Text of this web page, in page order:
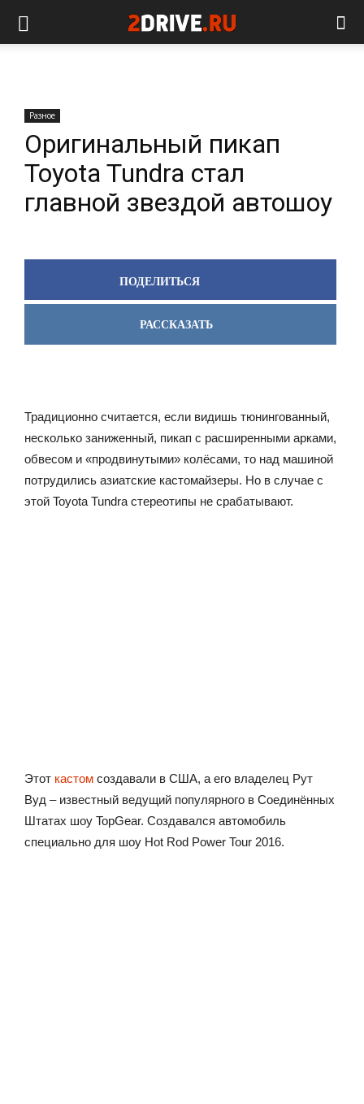
Разное
Оригинальный пикап
Toyota Tundra стал
главной звездой автошоу
ПОДЕЛИТЬСЯ
РАССКАЗАТЬ
Традиционно считается, если видишь тюнингованный,
несколько заниженный, пикап с расширенными арками,
обвесом и «продвинутыми» колёсами, то над машиной
потрудились азиатские кастомайзеры. Но в случае с
этой Toyota Tundra стереотипы не срабатывают.
Этот кастом создавали в США, а его владелец Рут
Вуд – известный ведущий популярного в Соединённых
Штатах шоу TopGear. Создавался автомобиль
специально для шоу Hot Rod Power Tour 2016.